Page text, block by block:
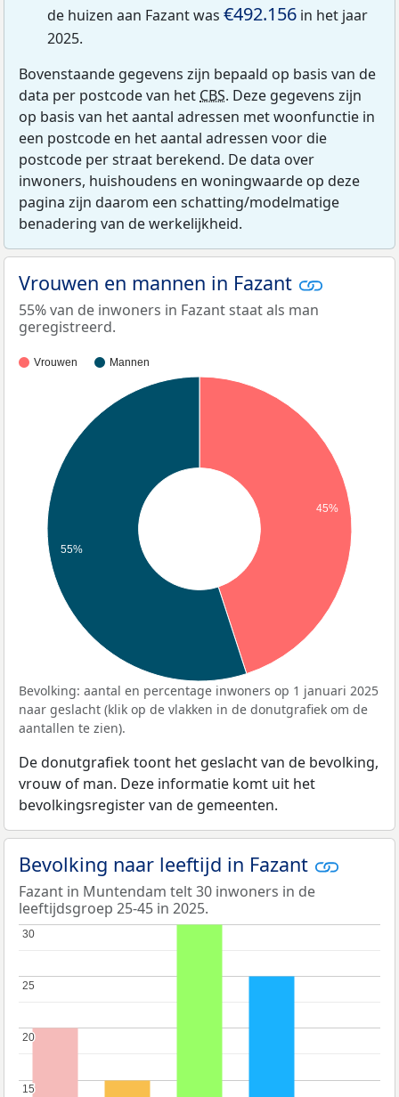
de huizen aan Fazant was €492.156 in het jaar
2025.
Bovenstaande gegevens zijn bepaald op basis van de
data per postcode van het CBS. Deze gegevens zijn
op basis van het aantal adressen met woonfunctie in
een postcode en het aantal adressen voor die
postcode per straat berekend. De data over
inwoners, huishoudens en woningwaarde op deze
pagina zijn daarom een schatting/modelmatige
benadering van de werkelijkheid.
Vrouwen en mannen in Fazant
55% van de inwoners in Fazant staat als man
geregistreerd.
Vrouwen Mannen
45%
55%
Bevolking: aantal en percentage inwoners op 1 januari 2025
naar geslacht (klik op de vlakken in de donutgrafiek om de
aantallen te zien).
De donutgrafiek toont het geslacht van de bevolking,
vrouw of man. Deze informatie komt uit het
bevolkingsregister van de gemeenten.
Bevolking naar leeftijd in Fazant
Fazant in Muntendam telt 30 inwoners in de
leeftijdsgroep 25-45 in 2025.
15
15
20
20
25
25
30
30